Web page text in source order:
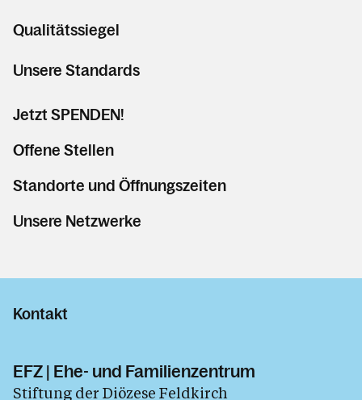
Qualitätssiegel
Unsere Standards
Jetzt SPENDEN!
Offene Stellen
Standorte und Öffnungszeiten
Unsere Netzwerke
Kontakt
EFZ | Ehe- und Familienzentrum
Stiftung der Diözese Feldkirch